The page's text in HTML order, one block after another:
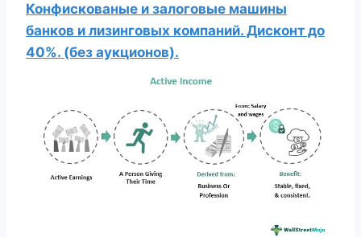
Конфискованые и залоговые машины
банков и лизинговых компаний. Дисконт до
40%. (без аукционов).